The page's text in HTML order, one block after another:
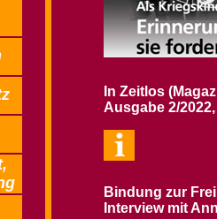
In Zeitlos
Ausgabe 2/
Bindung zur
Interview mit